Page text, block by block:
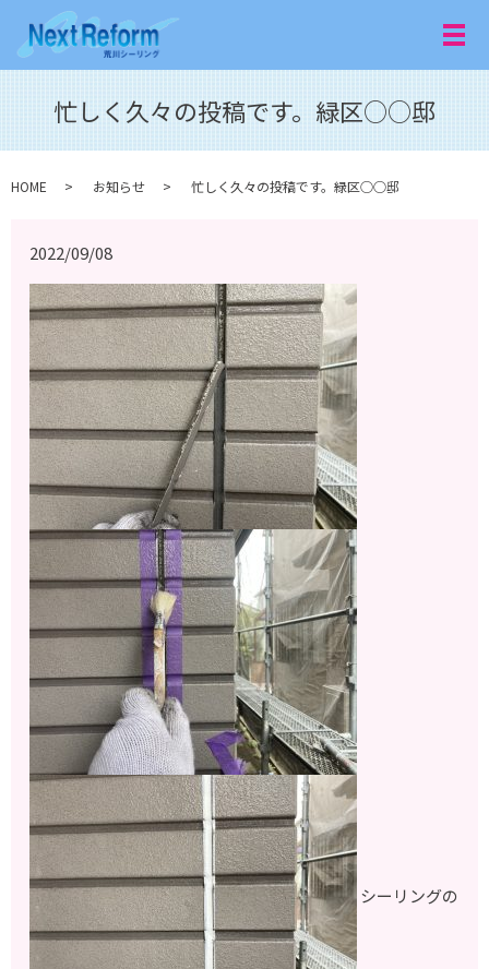
メ
忙しく久々の投稿です。緑区○○邸
HOME お知らせ 忙しく久々の投稿です。緑区○○邸
2022/09/08
シーリングの